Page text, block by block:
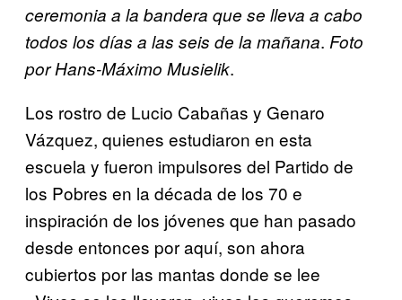
ceremonia a la bandera que se lleva a cabo
todos los días a las seis de la mañana. Foto
por Hans-Máximo Musielik.
Los rostro de Lucio Cabañas y Genaro
Vázquez, quienes estudiaron en esta
escuela y fueron impulsores del Partido de
los Pobres en la década de los 70 e
inspiración de los jóvenes que han pasado
desde entonces por aquí, son ahora
cubiertos por las mantas donde se lee